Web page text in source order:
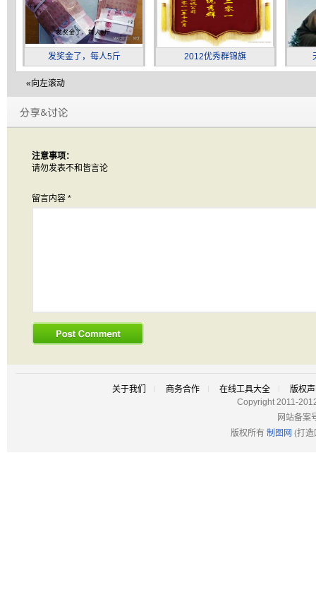
发奖金了，每人5斤 2012优秀群锦旗
«向左滚动
注意事项：
请勿发表不和皆言论
留言内容 *
关于我们 商务合作 在线工具大全
版权
Copyright 2011-
网站备案
版权所有 制图网 (打造